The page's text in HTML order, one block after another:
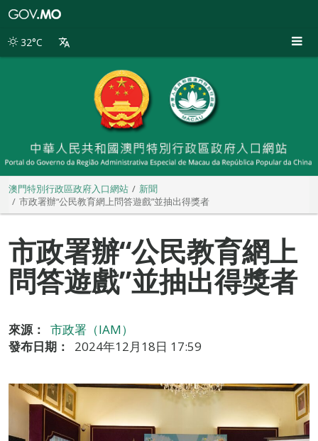
別
32°C
澳門特別行政區政府入口網站
新聞
市政署辦“公民教育網上問答遊戲”並抽出得獎者
市政署辦“公民教育網上
問答遊戲”並抽出得獎者
來源：
市政署（IAM）
發布日期：
2024年12月18日 17:59